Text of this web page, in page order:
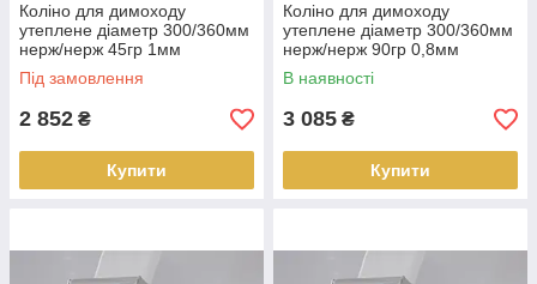
Коліно для димоходу
утеплене діаметр 300/360мм
нерж/нерж 45гр 1мм
(сендвіч) AISI 321
Під замовлення
2 852 ₴
Купити
Коліно для димоходу
утеплене діаметр 300/360мм
нерж/нерж 90гр 0,8мм
(сендвіч) AISI 304
В наявності
3 085 ₴
Купити